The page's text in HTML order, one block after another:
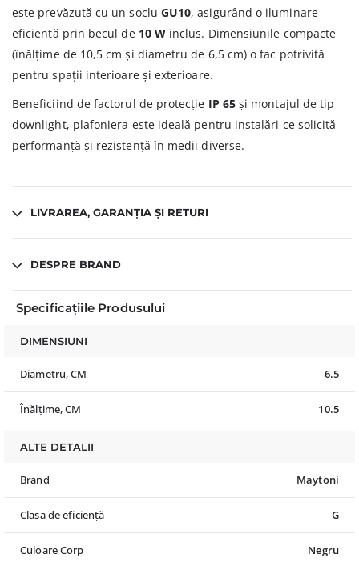
este prevăzută cu un soclu GU10, asigurând o iluminare
eficientă prin becul de 10 Winclus. Dimensiunile compacte
(înălțime de 10,5 cm și diametru de 6,5 cm) o fac potrivită
pentru spații interioare și exterioare.
Beneficiind de factorul de protecție IP 65și montajul de tip
downlight, plafoniera este ideală pentru instalări ce solicită
performanță și rezistență în medii diverse.
LIVRAREA, GARANȚIA ȘI RETURI
DESPRE BRAND
Specificațiile Produsului
DIMENSIUNI
Diametru, CM 6.5
Înălțime, CM 10.5
ALTE DETALII
Brand Maytoni
Clasa de eficiență G
Culoare Corp Negru